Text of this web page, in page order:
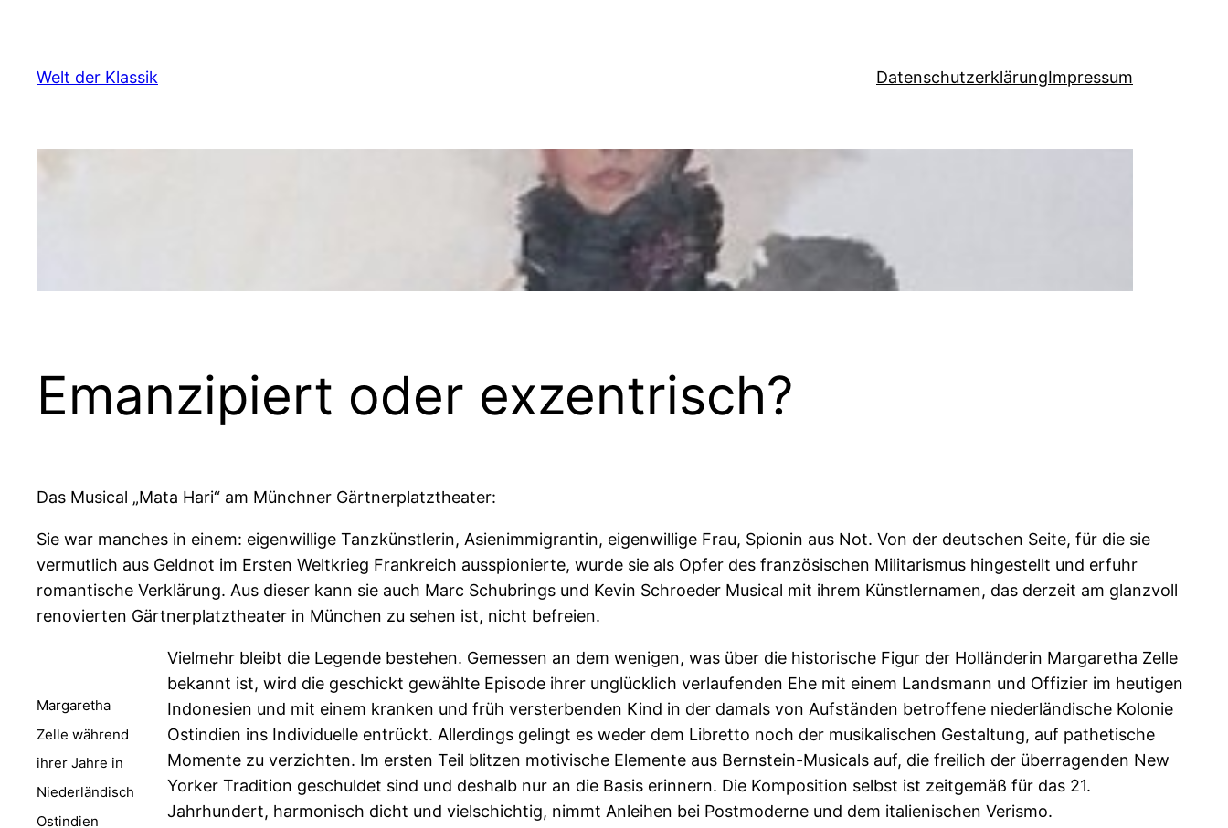
springen
Welt der Klassik DatenschutzerklärungImpressum
Emanzipiert oder exzentrisch?
Das Musical „Mata Hari“ am Münchner Gärtnerplatztheater:
Sie war manches in einem: eigenwillige Tanzkünstlerin, Asienimmigrantin, eigenwillige Frau, Spionin aus Not. Von der deutschen Seite, für die sie
vermutlich aus Geldnot im Ersten Weltkrieg Frankreich ausspionierte, wurde sie als Opfer des französischen Militarismus hingestellt und erfuhr
romantische Verklärung. Aus dieser kann sie auch Marc Schubrings und Kevin Schroeder Musical mit ihrem Künstlernamen, das derzeit am glanzvoll
renovierten Gärtnerplatztheater in München zu sehen ist, nicht befreien.
Margaretha
Zelle während
ihrer Jahre in
Niederländisch
Ostindien
Vielmehr bleibt die Legende bestehen. Gemessen an dem wenigen, was über die historische Figur der Holländerin Margaretha Zelle
bekannt ist, wird die geschickt gewählte Episode ihrer unglücklich verlaufenden Ehe mit einem Landsmann und Offizier im heutigen
Indonesien und mit einem kranken und früh versterbenden Kind in der damals von Aufständen betroffene niederländische Kolonie
Ostindien ins Individuelle entrückt. Allerdings gelingt es weder dem Libretto noch der musikalischen Gestaltung, auf pathetische
Momente zu verzichten. Im ersten Teil blitzen motivische Elemente aus Bernstein-Musicals auf, die freilich der überragenden New
Yorker Tradition geschuldet sind und deshalb nur an die Basis erinnern. Die Komposition selbst ist zeitgemäß für das 21.
Jahrhundert, harmonisch dicht und vielschichtig, nimmt Anleihen bei Postmoderne und dem italienischen Verismo.